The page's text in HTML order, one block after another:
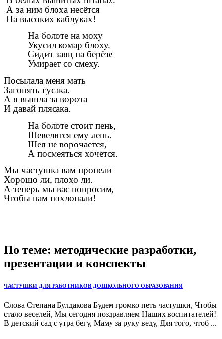
А за ним блоха несётся
На высоких каблуках!
На болоте на моху
Укусил комар блоху.
Сидит заяц на берёзе
Умирает со смеху.
Посылала меня мать
Загонять гусака.
А я вышла за ворота
И давай плясака.
На болоте стоит пень,
Шевелится ему лень.
Шея не ворочается,
А посмеяться хочется.
Мы частушка вам пропели
Хорошо ли, плохо ли.
А теперь мы вас попросим,
Чтобы нам похлопали!
По теме: методические разработки,
презентации и конспекты
ЧАСТУШКИ ДЛЯ РАБОТНИКОВ ДОШКОЛЬНОГО ОБРАЗОВАНИЯ
Слова Степана Булдакова Будем громко петь частушки, Чтобы
стало веселей, Мы сегодня поздравляем Наших воспитателей!
В детский сад с утра бегу, Маму за руку веду, Для того, чтоб ...